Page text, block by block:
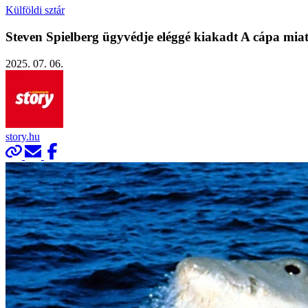
Külföldi sztár
Steven Spielberg ügyvédje eléggé kiakadt A cápa
2025. 07. 06.
story.hu